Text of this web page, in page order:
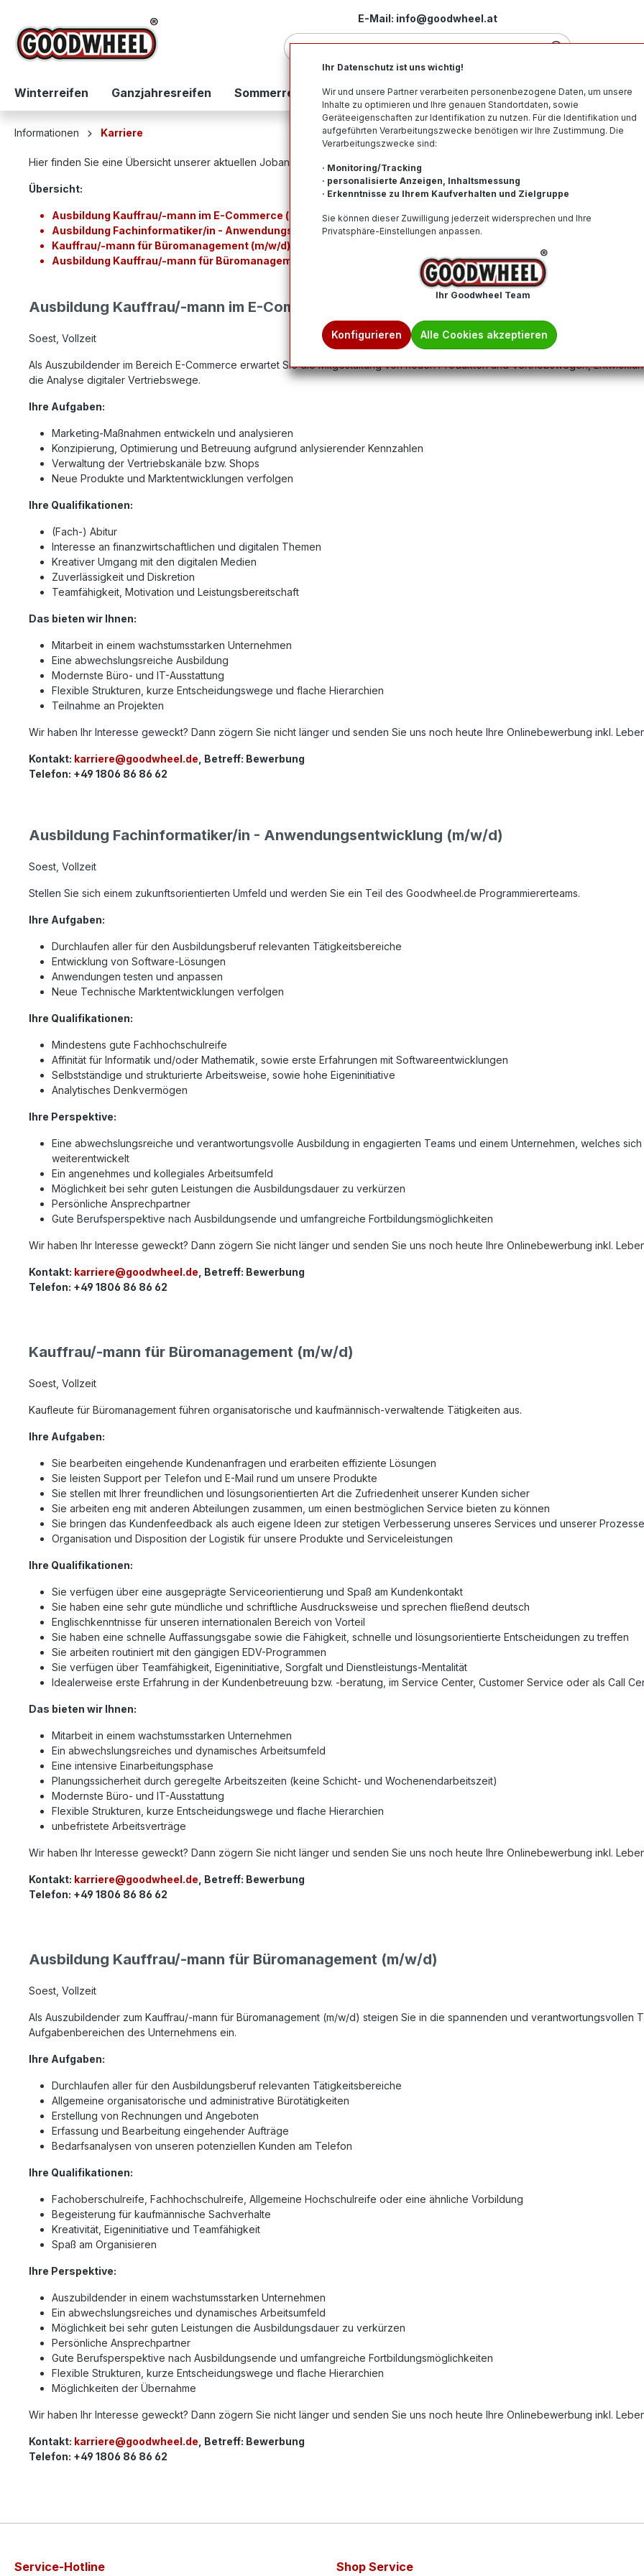
Zur Hauptnavigation springen E-Mail: info@goodwheel.at
Winterreifen Ganzjahresreifen Sommerreifen Motorradreifen Felgen Offroad-Reifen
Informationen Karriere
Hier finden Sie eine Übersicht unserer aktuellen Jobangebote. Sie fühlen sich direkt angesprochen? Dann zögern Sie nicht und
Übersicht:
Ausbildung Kauffrau/-mann im E-Commerce (m/w/d)
Ausbildung Fachinformatiker/in - Anwendungsentwicklung (m/w/d)
Kauffrau/-mann für Büromanagement (m/w/d)
Ausbildung Kauffrau/-mann für Büromanagement (m/w/d)
Ausbildung Kauffrau/-mann im E-Commerce (m/w/d)
Soest, Vollzeit
Als Auszubildender im Bereich E-Commerce erwartet Sie die Mitgestaltung von neuen Produkten und Vertriebswegen,
die Analyse digitaler Vertriebswege.
Ihre Aufgaben:
Marketing-Maßnahmen entwickeln und analysieren
Konzipierung, Optimierung und Betreuung aufgrund anlysierender Kennzahlen
Verwaltung der Vertriebskanäle bzw. Shops
Neue Produkte und Marktentwicklungen verfolgen
Ihre Qualifikationen:
(Fach-) Abitur
Interesse an finanzwirtschaftlichen und digitalen Themen
Kreativer Umgang mit den digitalen Medien
Zuverlässigkeit und Diskretion
Teamfähigkeit, Motivation und Leistungsbereitschaft
Das bieten wir Ihnen:
Mitarbeit in einem wachstumsstarken Unternehmen
Eine abwechslungsreiche Ausbildung
Modernste Büro- und IT-Ausstattung
Flexible Strukturen, kurze Entscheidungswege und flache Hierarchien
Teilnahme an Projekten
Wir haben Ihr Interesse geweckt? Dann zögern Sie nicht länger und senden Sie uns noch heute Ihre Onlinebewerbung inkl.
Kontakt: karriere@goodwheel.de , Betreff: Bewerbung
Telefon: +49 1806 86 86 62
Ausbildung Fachinformatiker/in - Anwendungsentwicklung (m/w/d)
Soest, Vollzeit
Stellen Sie sich einem zukunftsorientierten Umfeld und werden Sie ein Teil des Goodwheel.de Programmiererteams.
Ihre Aufgaben:
Durchlaufen aller für den Ausbildungsberuf relevanten Tätigkeitsbereiche
Entwicklung von Software-Lösungen
Anwendungen testen und anpassen
Neue Technische Marktentwicklungen verfolgen
Ihre Qualifikationen:
Mindestens gute Fachhochschulreife
Affinität für Informatik und/oder Mathematik, sowie erste Erfahrungen mit Softwareentwicklungen
Selbstständige und strukturierte Arbeitsweise, sowie hohe Eigeninitiative
Analytisches Denkvermögen
Ihre Perspektive:
Eine abwechslungsreiche und verantwortungsvolle Ausbildung in engagierten Teams und einem Unternehmen, welches
weiterentwickelt
Ein angenehmes und kollegiales Arbeitsumfeld
Möglichkeit bei sehr guten Leistungen die Ausbildungsdauer zu verkürzen
Persönliche Ansprechpartner
Gute Berufsperspektive nach Ausbildungsende und umfangreiche Fortbildungsmöglichkeiten
Wir haben Ihr Interesse geweckt? Dann zögern Sie nicht länger und senden Sie uns noch heute Ihre Onlinebewerbung inkl.
Kontakt: karriere@goodwheel.de , Betreff: Bewerbung
Telefon: +49 1806 86 86 62
Kauffrau/-mann für Büromanagement (m/w/d)
Soest, Vollzeit
Kaufleute für Büromanagement führen organisatorische und kaufmännisch-verwaltende Tätigkeiten aus.
Ihre Aufgaben:
Sie bearbeiten eingehende Kundenanfragen und erarbeiten effiziente Lösungen
Sie leisten Support per Telefon und E-Mail rund um unsere Produkte
Sie stellen mit Ihrer freundlichen und lösungsorientierten Art die Zufriedenheit unserer Kunden sicher
Sie arbeiten eng mit anderen Abteilungen zusammen, um einen bestmöglichen Service bieten zu können
Sie bringen das Kundenfeedback als auch eigene Ideen zur stetigen Verbesserung unseres Services und unserer
Organisation und Disposition der Logistik für unsere Produkte und Serviceleistungen
Ihre Qualifikationen:
Sie verfügen über eine ausgeprägte Serviceorientierung und Spaß am Kundenkontakt
Sie haben eine sehr gute mündliche und schriftliche Ausdrucksweise und sprechen fließend deutsch
Englischkenntnisse für unseren internationalen Bereich von Vorteil
Sie haben eine schnelle Auffassungsgabe sowie die Fähigkeit, schnelle und lösungsorientierte Entscheidungen zu treffen
Sie arbeiten routiniert mit den gängigen EDV-Programmen
Sie verfügen über Teamfähigkeit, Eigeninitiative, Sorgfalt und Dienstleistungs-Mentalität
Idealerweise erste Erfahrung in der Kundenbetreuung bzw. -beratung, im Service Center, Customer Service oder als Call
Das bieten wir Ihnen:
Mitarbeit in einem wachstumsstarken Unternehmen
Ein abwechslungsreiches und dynamisches Arbeitsumfeld
Eine intensive Einarbeitungsphase
Planungssicherheit durch geregelte Arbeitszeiten (keine Schicht- und Wochenendarbeitszeit)
Modernste Büro- und IT-Ausstattung
Flexible Strukturen, kurze Entscheidungswege und flache Hierarchien
unbefristete Arbeitsverträge
Wir haben Ihr Interesse geweckt? Dann zögern Sie nicht länger und senden Sie uns noch heute Ihre Onlinebewerbung inkl.
Kontakt: karriere@goodwheel.de , Betreff: Bewerbung
Telefon: +49 1806 86 86 62
Ausbildung Kauffrau/-mann für Büromanagement (m/w/d)
Soest, Vollzeit
Als Auszubildender zum Kauffrau/-mann für Büromanagement (m/w/d) steigen Sie in die spannenden und verantwortungsvollen
Aufgabenbereichen des Unternehmens ein.
Ihre Aufgaben:
Durchlaufen aller für den Ausbildungsberuf relevanten Tätigkeitsbereiche
Allgemeine organisatorische und administrative Bürotätigkeiten
Erstellung von Rechnungen und Angeboten
Erfassung und Bearbeitung eingehender Aufträge
Bedarfsanalysen von unseren potenziellen Kunden am Telefon
Ihre Qualifikationen:
Fachoberschulreife, Fachhochschulreife, Allgemeine Hochschulreife oder eine ähnliche Vorbildung
Begeisterung für kaufmännische Sachverhalte
Kreativität, Eigeninitiative und Teamfähigkeit
Spaß am Organisieren
Ihre Perspektive:
Auszubildender in einem wachstumsstarken Unternehmen
Ein abwechslungsreiches und dynamisches Arbeitsumfeld
Möglichkeit bei sehr guten Leistungen die Ausbildungsdauer zu verkürzen
Persönliche Ansprechpartner
Gute Berufsperspektive nach Ausbildungsende und umfangreiche Fortbildungsmöglichkeiten
Flexible Strukturen, kurze Entscheidungswege und flache Hierarchien
Möglichkeiten der Übernahme
Wir haben Ihr Interesse geweckt? Dann zögern Sie nicht länger und senden Sie uns noch heute Ihre Onlinebewerbung inkl.
Kontakt: karriere@goodwheel.de , Betreff: Bewerbung
Telefon: +49 1806 86 86 62
Service-Hotline Shop Service
Ihr Datenschutz ist uns wichtig!
Wir und unsere Partner verarbeiten personenbezogene Daten, um unsere
Inhalte zu optimieren und Ihre genauen Standortdaten, sowie
Geräteeigenschaften zur Identifikation zu nutzen. Für die Identifikation und
aufgeführten Verarbeitungszwecke benötigen wir Ihre Zustimmung. Die
Verarbeitungszwecke sind:
· Monitoring/Tracking
· personalisierte Anzeigen, Inhaltsmessung
· Erkenntnisse zu Ihrem Kaufverhalten und Zielgruppe
Sie können dieser Zuwilligung jederzeit widersprechen und Ihre
Privatsphäre-Einstellungen anpassen.
Ihr Goodwheel Team
Konfigurieren Alle Cookies akzeptieren